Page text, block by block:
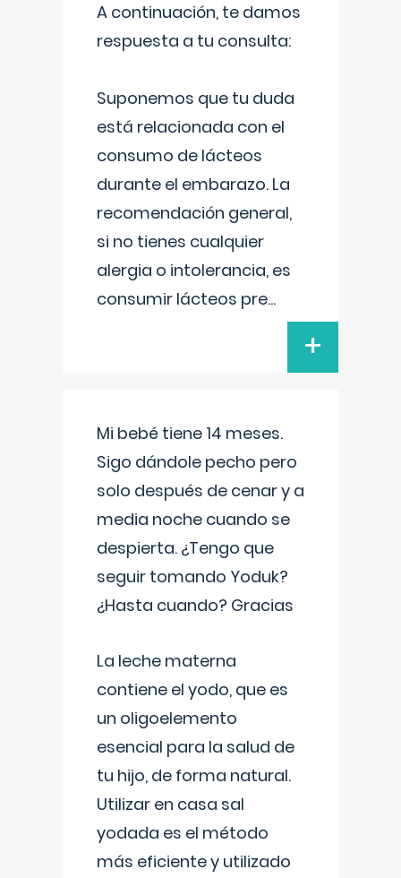
A continuación, te damos
respuesta a tu consulta:
Suponemos que tu duda
está relacionada con el
consumo de lácteos
durante el embarazo. La
recomendación general,
si no tienes cualquier
alergia o intolerancia, es
consumir lácteos pre...
+
Mi bebé tiene 14 meses.
Sigo dándole pecho pero
solo después de cenar y a
media noche cuando se
despierta. ¿Tengo que
seguir tomando Yoduk?
¿Hasta cuando? Gracias
La leche materna
contiene el yodo, que es
un oligoelemento
esencial para la salud de
tu hijo, de forma natural.
Utilizar en casa sal
yodada es el método
más eficiente y utilizado